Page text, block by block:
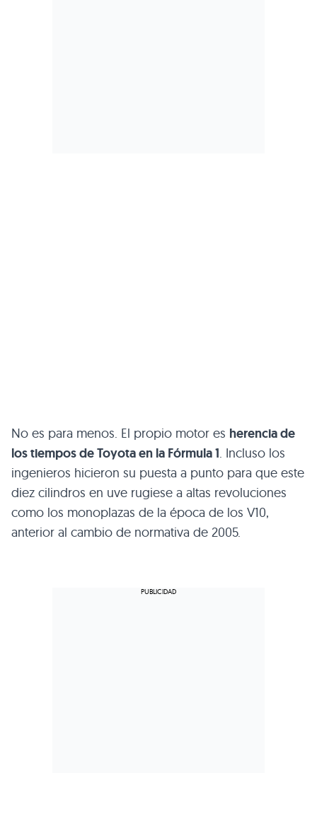
No es para menos. El propio motor es herencia de
los tiempos de Toyota en la Fórmula 1. Incluso los
ingenieros hicieron su puesta a punto para que este
diez cilindros en uve rugiese a altas revoluciones
como los monoplazas de la época de los V10,
anterior al cambio de normativa de 2005.